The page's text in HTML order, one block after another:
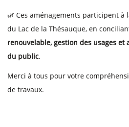
🌿 Ces aménagements participent
du Lac de la Thésauque, en
renouvelable, gestion des usages et
du public.
Merci à tous pour votre
de travaux.